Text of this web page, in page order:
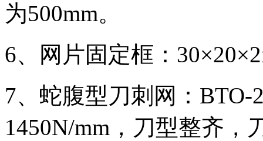
为500mm。
6、网片固定框：
7、蛇腹型刀刺网：
1450N/mm，刀型整齐，